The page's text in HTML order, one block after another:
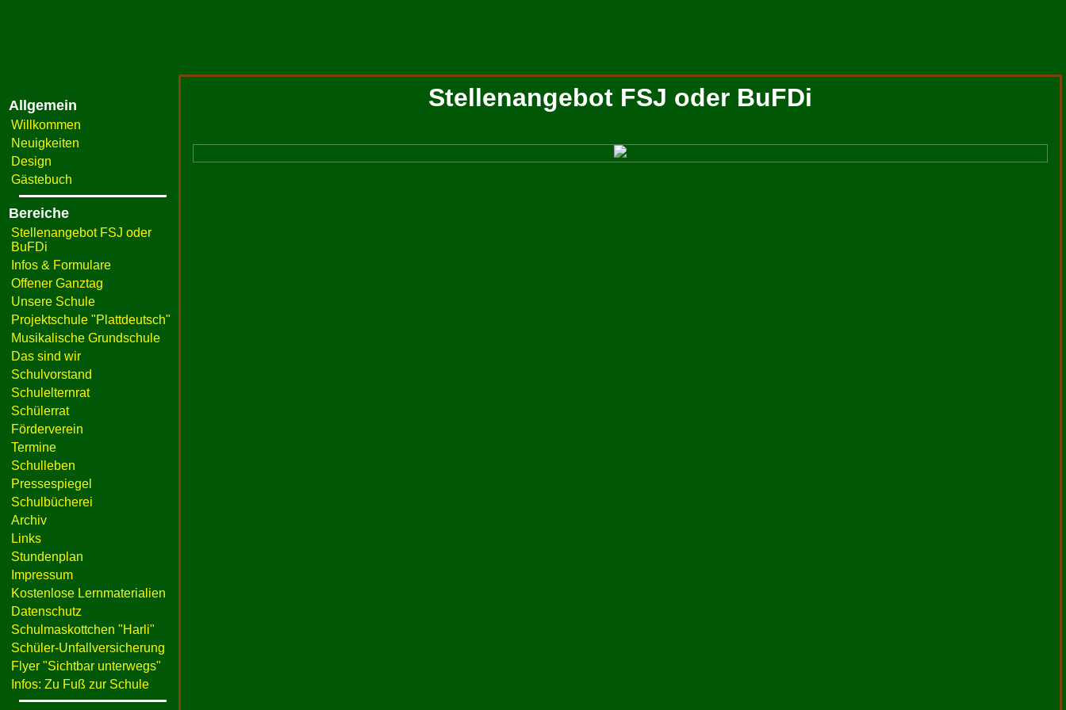
Allgemein
Willkommen
Neuigkeiten
Design
Gästebuch
Bereiche
Stellenangebot FSJ oder
BuFDi
Infos & Formulare
Offener Ganztag
Unsere Schule
Projektschule "Plattdeutsch"
Musikalische Grundschule
Das sind wir
Schulvorstand
Schulelternrat
Schülerrat
Förderverein
Termine
Schulleben
Pressespiegel
Schulbücherei
Archiv
Links
Stundenplan
Impressum
Kostenlose Lernmaterialien
Datenschutz
Schulmaskottchen "Harli"
Schüler-Unfallversicherung
Flyer "Sichtbar unterwegs"
Infos: Zu Fuß zur Schule
Stellenangebot FSJ oder BuFDi